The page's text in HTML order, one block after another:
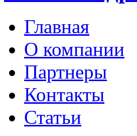
Главная
О компании
Партнеры
Контакты
Статьи